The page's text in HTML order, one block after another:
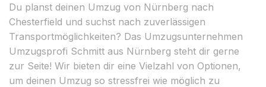
Du planst deinen Umzug von Nürnberg nach
Chesterfield und suchst nach zuverlässigen
Transportmöglichkeiten? Das Umzugsunternehmen
Umzugsprofi Schmitt aus Nürnberg steht dir gerne
zur Seite! Wir bieten dir eine Vielzahl von Optionen,
um deinen Umzug so stressfrei wie möglich zu